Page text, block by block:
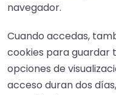
navegador.
Cuando accedas,
cookies para guardar
opciones de
acceso duran dos